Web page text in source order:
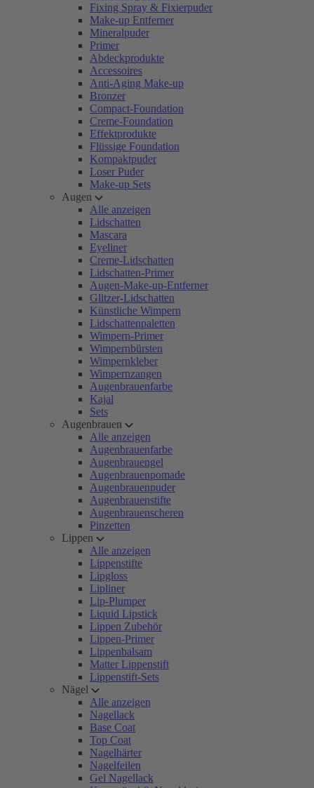
Fixing Spray & Fixierpuder
Make-up Entferner
Mineralpuder
Primer
Abdeckprodukte
Accessoires
Anti-Aging Make-up
Bronzer
Compact-Foundation
Creme-Foundation
Effektprodukte
Flüssige Foundation
Kompaktpuder
Loser Puder
Make-up Sets
Augen
Alle anzeigen
Lidschatten
Mascara
Eyeliner
Creme-Lidschatten
Lidschatten-Primer
Augen-Make-up-Entferner
Glitzer-Lidschatten
Künstliche Wimpern
Lidschattenpaletten
Wimpern-Primer
Wimpernbürsten
Wimpernkleber
Wimpernzangen
Augenbrauenfarbe
Kajal
Sets
Augenbrauen
Alle anzeigen
Augenbrauenfarbe
Augenbrauengel
Augenbrauenpomade
Augenbrauenpuder
Augenbrauenstifte
Augenbrauenscheren
Pinzetten
Lippen
Alle anzeigen
Lippenstifte
Lipgloss
Lipliner
Lip-Plumper
Liquid Lipstick
Lippen Zubehör
Lippen-Primer
Lippenbalsam
Matter Lippenstift
Lippenstift-Sets
Nägel
Alle anzeigen
Nagellack
Base Coat
Top Coat
Nagelhärter
Nagelfeilen
Gel Nagellack